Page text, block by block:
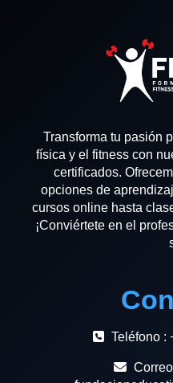
Transforma tu pasión
física y el fitness con
certificados.
opciones de
cursos online hasta
¡Conviértete en el
Teléfono :